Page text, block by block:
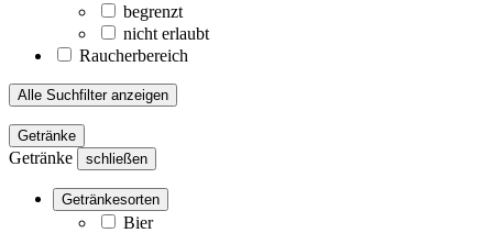
begrenzt
nicht erlaubt
Raucherbereich
Alle Suchfilter anzeigen
Getränke
Getränke schließen
Getränkesorten
Bier